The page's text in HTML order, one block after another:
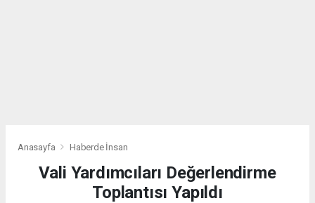
Anasayfa Haberde İnsan
Vali Yardımcıları Değerlendirme
Toplantısı Yapıldı